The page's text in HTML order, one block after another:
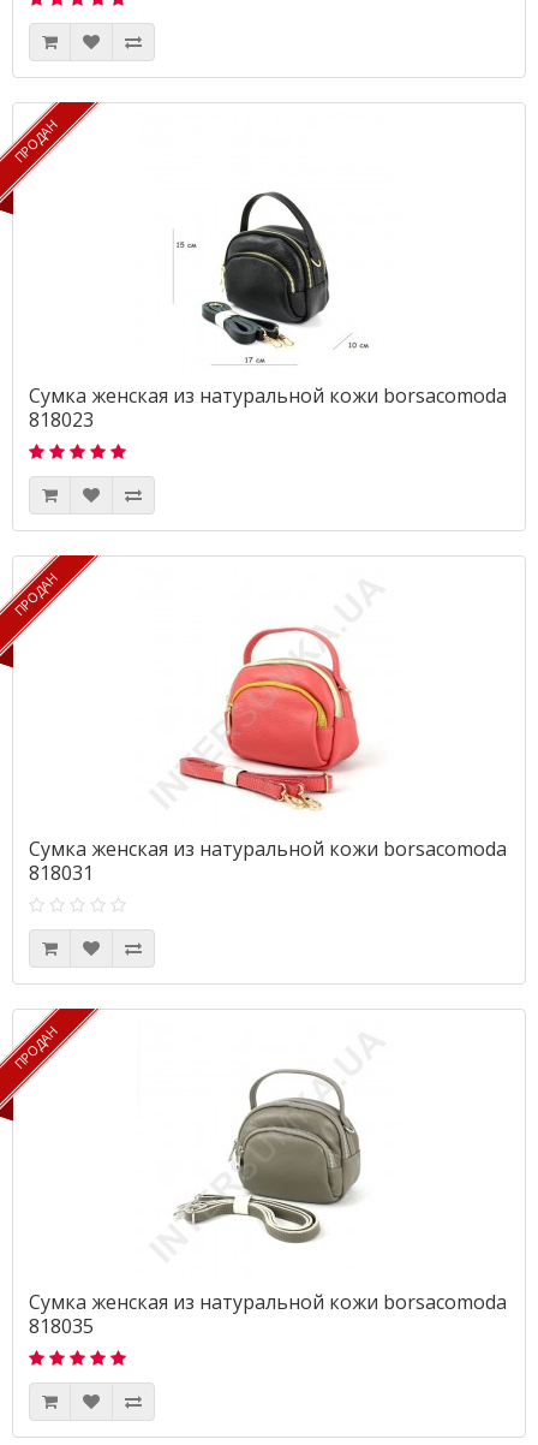
ПРОДАН
ПРОДАН
Сумка женская из натуральной кожи borsacomoda
818023
ПРОДАН
ПРОДАН
Сумка женская из натуральной кожи borsacomoda
818031
ПРОДАН
ПРОДАН
Сумка женская из натуральной кожи borsacomoda
818035